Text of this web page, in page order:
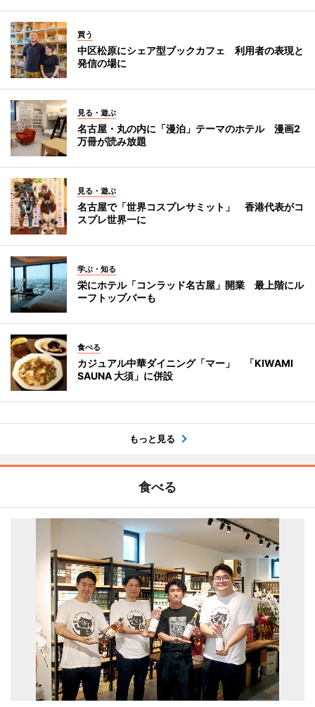
買う
中区松原にシェア型ブックカフェ 利用者の表現と
発信の場に
見る・遊ぶ
名古屋・丸の内に「漫泊」テーマのホテル 漫画2
万冊が読み放題
見る・遊ぶ
名古屋で「世界コスプレサミット」 香港代表がコ
スプレ世界一に
学ぶ・知る
栄にホテル「コンラッド名古屋」開業 最上階にル
ーフトップバーも
食べる
カジュアル中華ダイニング「マー」 「KIWAMI
SAUNA 大須」に併設
もっと見る
食べる